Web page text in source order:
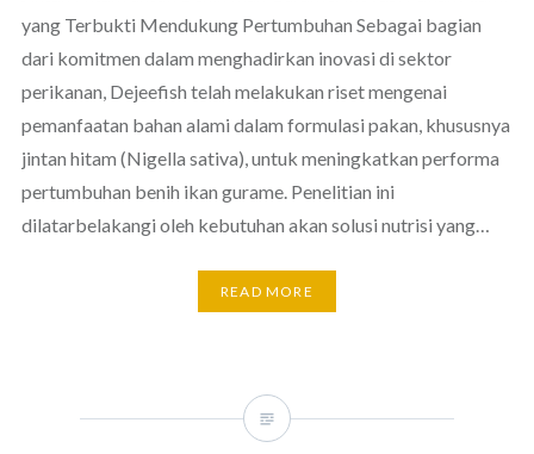
yang Terbukti Mendukung Pertumbuhan Sebagai bagian
dari komitmen dalam menghadirkan inovasi di sektor
perikanan, Dejeefish telah melakukan riset mengenai
pemanfaatan bahan alami dalam formulasi pakan, khususnya
jintan hitam (Nigella sativa), untuk meningkatkan performa
pertumbuhan benih ikan gurame. Penelitian ini
dilatarbelakangi oleh kebutuhan akan solusi nutrisi yang…
READ MORE